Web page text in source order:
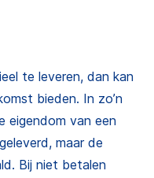
te leveren, dan kan
bieden. In zo’n
van een
maar de
Bij niet betalen